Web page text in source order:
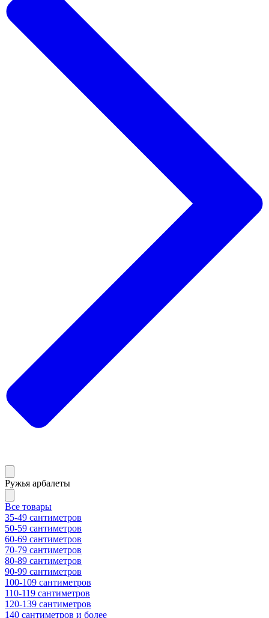
Ружья арбалеты
Все товары
35-49 сантиметров
50-59 сантиметров
60-69 сантиметров
70-79 сантиметров
80-89 сантиметров
90-99 сантиметров
100-109 сантиметров
110-119 сантиметров
120-139 сантиметров
140 сантиметров и более